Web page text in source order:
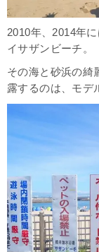
2010年、2014年
イサザンビーチ。
その海と砂浜の綺
露するのは、モデ